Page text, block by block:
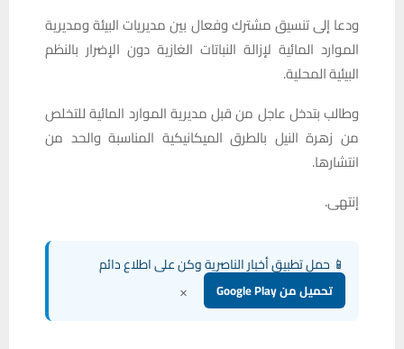
ودعا إلى تنسيق مشترك وفعال بين مديريات البيئة ومديرية
الموارد المائية لإزالة النباتات الغازية دون الإضرار بالنظم
البيئية المحلية.
وطالب بتدخل عاجل من قبل مديرية الموارد المائية للتخلص
من زهرة النيل بالطرق الميكانيكية المناسبة والحد من
انتشارها.
إنتهى.
📱 حمل تطبيق أخبار الناصرية وكن على اطلاع دائم
تحميل من Google Play ×